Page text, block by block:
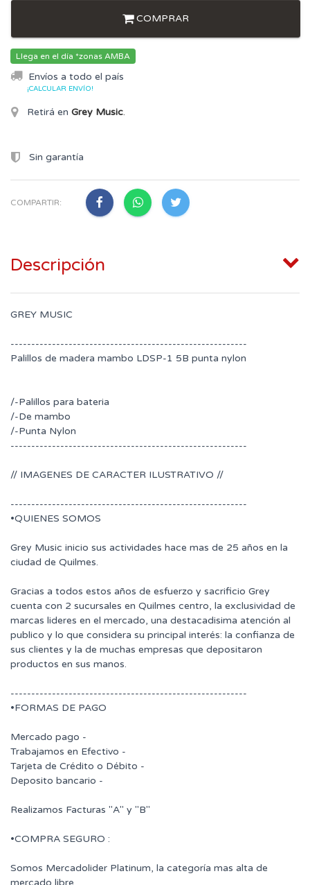
COMPRAR
Llega en el día *zonas AMBA
Envíos a todo el país
¡CALCULAR ENVÍO!
Retirá en Grey Music.
Sin garantía
COMPARTIR:
Descripción
GREY MUSIC
---------------------------------------------------------
Palillos de madera mambo LDSP-1 5B punta nylon
/-Palillos para bateria
/-De mambo
/-Punta Nylon
---------------------------------------------------------
// IMAGENES DE CARACTER ILUSTRATIVO //
---------------------------------------------------------
•QUIENES SOMOS
Grey Music inicio sus actividades hace mas de 25 años en la
ciudad de Quilmes.
Gracias a todos estos años de esfuerzo y sacrificio Grey
cuenta con 2 sucursales en Quilmes centro, la exclusividad de
marcas lideres en el mercado, una destacadisima atención al
publico y lo que considera su principal interés: la confianza de
sus clientes y la de muchas empresas que depositaron
productos en sus manos.
---------------------------------------------------------
•FORMAS DE PAGO
Mercado pago -
Trabajamos en Efectivo -
Tarjeta de Crédito o Débito -
Deposito bancario -
Realizamos Facturas "A" y "B"
•COMPRA SEGURO :
Somos Mercadolider Platinum, la categoría mas alta de